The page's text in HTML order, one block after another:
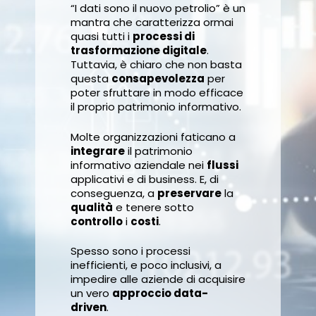
“I dati sono il nuovo petrolio” è un
mantra che caratterizza ormai
quasi tutti i processi di
trasformazione digitale.
Tuttavia, è chiaro che non basta
questa consapevolezza per
poter sfruttare in modo efficace
il proprio patrimonio informativo.
Molte organizzazioni faticano a
integrareil patrimonio
informativo aziendale nei flussi
applicativi e di business. E, di
conseguenza, a preservarela
qualità e tenere sotto
controlloi costi.
Spesso sono i processi
inefficienti, e poco inclusivi, a
impedire alle aziende di acquisire
un vero approccio data-
driven.